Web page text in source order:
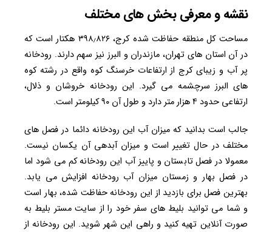
نقشه و معرفی بخش های مختلف
مساحت کل منطقه حفاظت شده کرج، ۳۹۸٫۸۲۶ هکتار است که
در آن استان های تهران، مازندران و البرز نیز سهم دارند. رودخانه
پر آب و زیبای کرج از ارتفاعات خرسنگ کوه واقع در رشته کوه
های البرز سرچشمه می گیرد. این رودخانه خروشان و ذلال،
ارتفاعی حدود ۴ هزار متر دارد و طول آن ۹۰ کیلومتر است.
جالب است بدانید که میزان آب این رودخانه دائما در فصل های
مختلف در حال تغییر است و میزان آبدهی آن یکسان نیست.
معمولا در فصل تابستان و پاییز آب این رودخانه کم می شود اما
در فصل بهار و زمستان میزان آب رودخانه افزایش می یابد.
بهترین فصل برای بازدید از این رودخانه حفاظت شده، بهار است
و شما می توانید بلیط های سفر خود را از سایت مستر بلیط به
صورت آنلاین تهیه کنید و راهی این شهر شوید. این رودخانه از